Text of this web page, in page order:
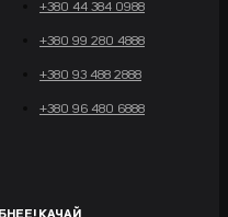
+380 44 384 0988
+380 99 280 4888
+380 93 488 2888
+380 96 480 6888